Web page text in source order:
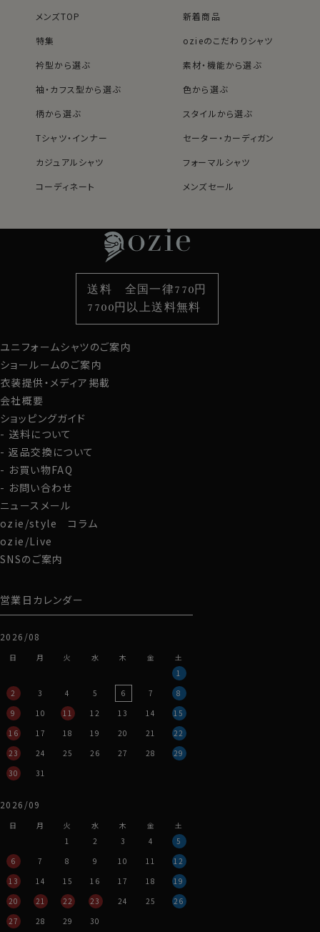
メンズTOP
新着商品
特集
ozieのこだわりシャツ
衿型から選ぶ
素材・機能から選ぶ
袖・カフス型から選ぶ
色から選ぶ
柄から選ぶ
スタイルから選ぶ
Tシャツ・インナー
セーター・カーディガン
カジュアルシャツ
フォーマルシャツ
コーディネート
メンズセール
袖・カフス型から選ぶ
色から選ぶ
柄から選ぶ
スタイルから選ぶ
カジュアルシャツ
定番シャツ
カフスボタン
サスペンダー
財布・名刺入れ
バッグ
ストール・マフラー
グローブ
ユニフォームシャツのご案内
ショールームのご案内
衣装提供・メディア掲載
会社概要
ショッピングガイド
送料について
返品交換について
お買い物FAQ
お問い合わせ
ニュースメール
ozie/style コラム
ozie/Live
SNSのご案内
営業日カレンダー
2026/08
日 月 火 水 木 金
土
1
2
3 4 5 6 7
8
9
10 11 12 13 14
15
16
17 18 19 20 21
22
23
24 25 26 27 28
29
30
31
2026/09
日 月 火 水 木 金
土
1
2 3 4
5
6
7 8 9 10 11
12
13
14 15 16 17 18
19
20
21 22 23 24 25
26
27
28 29 30
送料 全国一律770円
7700円以上送料無料